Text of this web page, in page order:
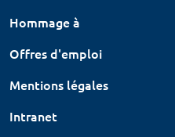
Hommage à
Offres d'emploi
Mentions légales
Intranet